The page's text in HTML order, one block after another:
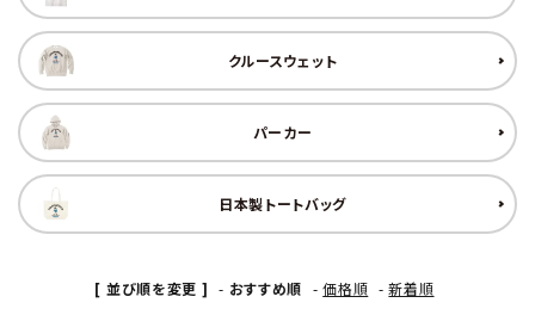
クルースウェット
パーカー
日本製トートバッグ
[ 並び順を変更 ] - おすすめ順 -価格順 -新着順